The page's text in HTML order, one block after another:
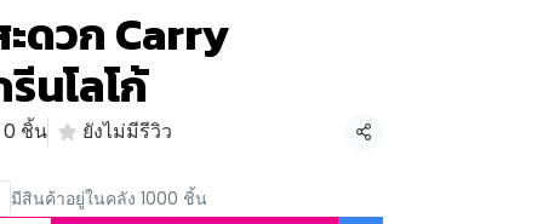
ดวก Carry
นโลโก้
0 ชิ้น ยังไม่มีรีวิว
แชร์
มีสินค้าอยู่ในคลัง 1000 ชิ้น